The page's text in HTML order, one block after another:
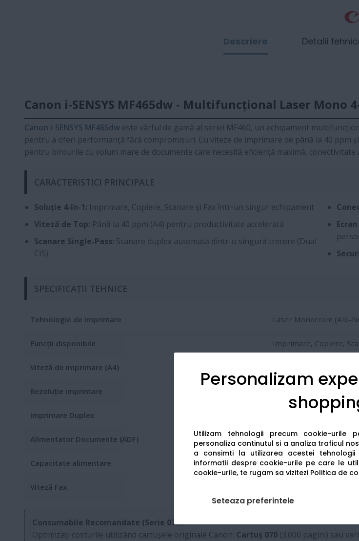
Personalizam
Utilizam tehnologii precum cookie-
personaliza continutul si a analiza traficul
a consimti la utilizarea acestei tehnologii
informatii despre cookie-urile pe care le
cookie-urile, te rugam sa vizitezi Politica de
Seteaza preferintele
Descriere
Canon i-SENSYS MF465dw - Multifuncțional Laser Mono
Canon i-SENSYS MF465dw este vârful de gamă al seriei MF460, un echipament
pentru a oferi performanță fără compromisuri. Cu viteze de imprimare de până la 40 ppm
pentru birourile cu volum mare de documente care necesită eficiență maximă,
CARACTERISTICI PRINCIPALE
Soluție 4-în-1: Imprimare, Copiere, Scanare și Fax într-un singur echipament
Viteză de Top: Până la 40 ppm (A4) pentru productivitate accelerată
Scanare Single-Pass: Scanare duplex automată dintr-o singură trecere (Dual
CIS)
SPECIFICAȚII TEHNICE
Tehnologie de imprimare Laser Monocrom (Alb-
Funcții disponibile Imprimare, Copiere,
Viteză de imprimare (A4)
Rezoluție imprimare Până la 1200 x 1200 dpi
Imprimare Duplex Da (Automată)
Alimentator Documente (ADF) 50 coli (Scanare Duplex
Capacitate alimentare Casetă 250 coli + Tavă
Viteză Fax
Consumabile Recomandate (Serie 070):
Optimizați costurile utilizând cartușele originale Canon: Cartuș 070 (3.000 pagini) sau
Detalii